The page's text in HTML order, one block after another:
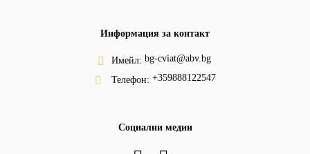
Информация за контакт
Имейл: bg-cviat@abv.bg
Телефон: +359888122547
Социални медии